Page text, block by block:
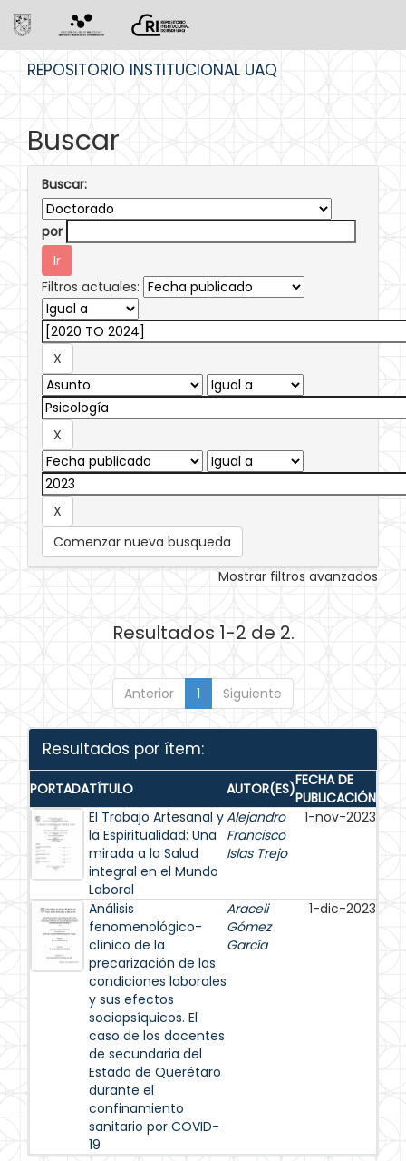
REPOSITORIO INSTITUCIONAL UAQ
Buscar
Buscar:
por
Filtros actuales:
Comenzar nueva busqueda
Mostrar filtros avanzados
Resultados 1-2 de 2.
Anterior 1 Siguiente
Resultados por ítem:
PORTADATÍTULO AUTOR(ES)FECHA DE
PUBLICACIÓN
El Trabajo Artesanal y
la Espiritualidad: Una
mirada a la Salud
integral en el Mundo
Laboral
Alejandro
Francisco
Islas Trejo
1-nov-2023
Análisis
fenomenológico-
clínico de la
precarización de las
condiciones laborales
y sus efectos
sociopsíquicos. El
caso de los docentes
de secundaria del
Estado de Querétaro
durante el
confinamiento
sanitario por COVID-
19
Araceli
Gómez
García
1-dic-2023